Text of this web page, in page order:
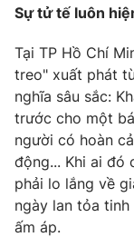
Góc doanh
Truyền hình
Phim VTV
Hậu trường
Nhân vật
Khán giả
Giải sao mai
Giải trí
Điện ảnh
Âm nhạc
Sao
Đời sống
Du lịch
Làm đẹp
Chất lượng cuộc
Giáo dục
Tuyển sinh
Công nghệ
Sự tử tế luôn
Tại TP Hồ Chí
treo" xuất phát
nghĩa sâu sắc:
trước cho một
người có hoàn
động... Khi ai đó
phải lo lắng về
ngày lan tỏa
ấm áp.